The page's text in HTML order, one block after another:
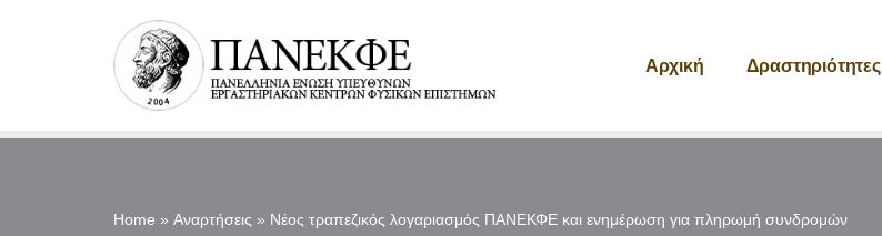
Μεταπηδήστε
Αρχική Δραστηριότητες
Home » Αναρτήσεις » Νέος τραπεζικός λογαριασμός ΠΑΝΕΚΦΕ και ενημέρωση για πληρωμή συνδρομών